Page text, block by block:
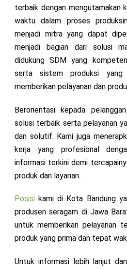
terbaik dengan mengutamakan
waktu dalam proses
menjadi mitra yang dapat
menjadi bagian dari solusi
didukung SDM yang
serta sistem produksi
memberikan pelayanan dan
Berorientasi kepada
solusi terbaik serta pelayanan
dan solutif. Kami juga
kerja yang profesional
informasi terkini demi
produk dan layanan.
Posisi kami di Kota Bandung
produsen seragam di Jawa
untuk memberikan pelayanan
produk yang prima dan tepat
Untuk informasi lebih lanjut